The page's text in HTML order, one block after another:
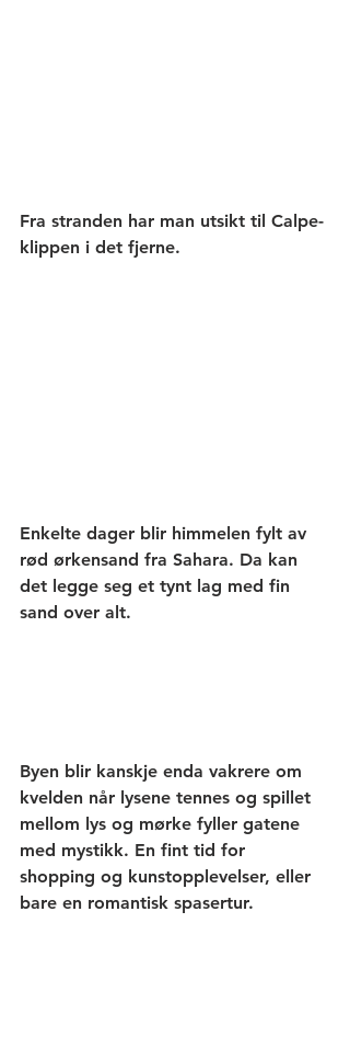
Fra stranden har man utsikt til Calpe-
klippen i det fjerne.
Enkelte dager blir himmelen fylt av
rød ørkensand fra Sahara. Da kan
det legge seg et tynt lag med fin
sand over alt.
Byen blir kanskje enda vakrere om
kvelden når lysene tennes og spillet
mellom lys og mørke fyller gatene
med mystikk. En fint tid for
shopping og kunstopplevelser, eller
bare en romantisk spasertur.